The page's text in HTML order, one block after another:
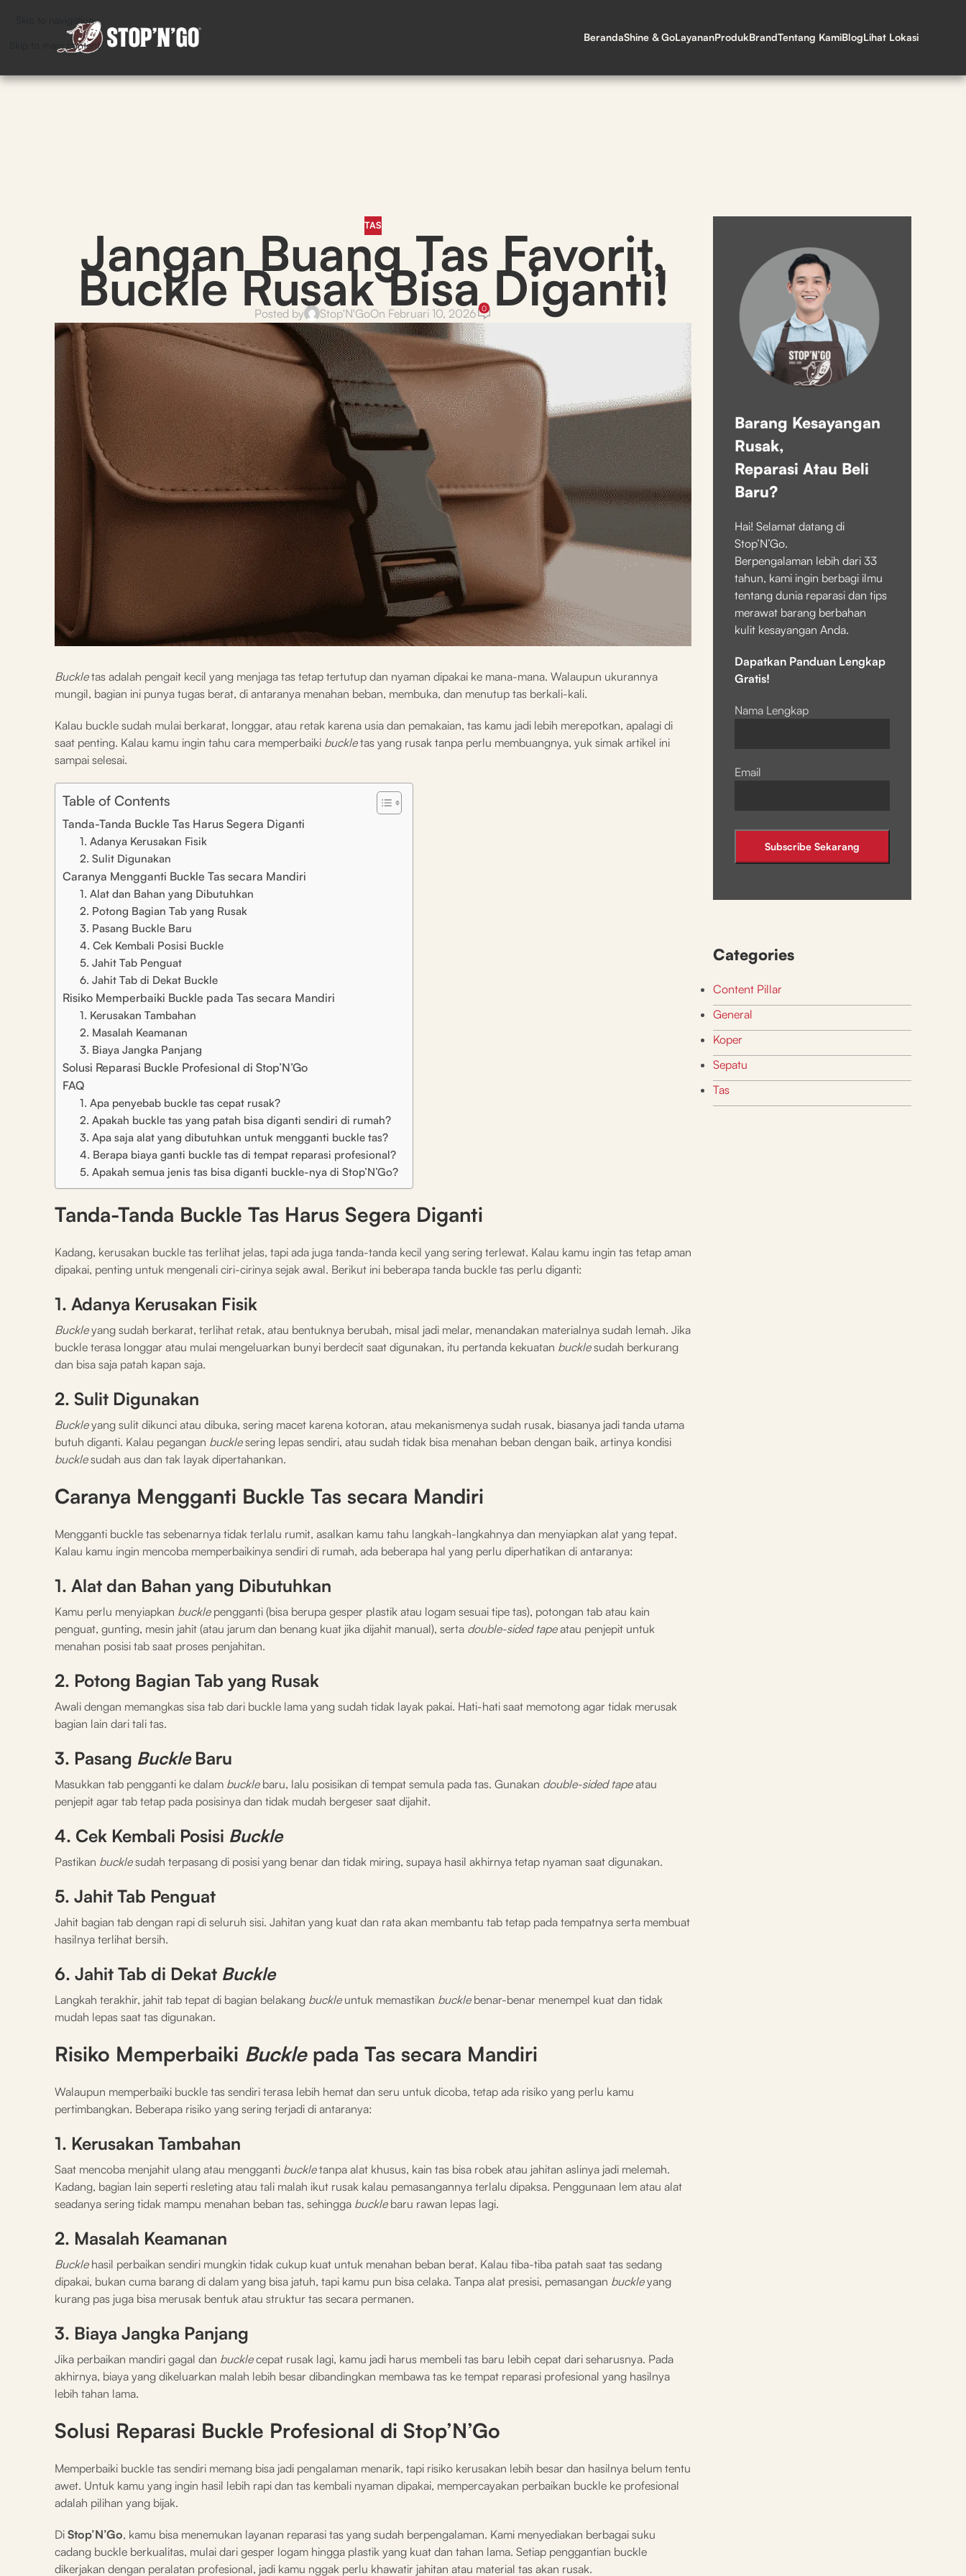
Skip to navigation
Skip to main content
BerandaShine & GoLayananProdukBrandTentang KamiBlogLihat Lokasi
TAS
Jangan Buang Tas Favorit,
Buckle Rusak Bisa Diganti!
Posted by Stop'N'GoOn Februari 10, 2026 0
Buckletas adalah pengait kecil yang menjaga tas tetap tertutup dan nyaman dipakai ke mana-mana. Walaupun ukurannya
mungil, bagian ini punya tugas berat, di antaranya menahan beban, membuka, dan menutup tas berkali-kali.
Kalau buckle sudah mulai berkarat, longgar, atau retak karena usia dan pemakaian, tas kamu jadi lebih merepotkan, apalagi di
saat penting. Kalau kamu ingin tahu cara memperbaiki buckletas yang rusak tanpa perlu membuangnya, yuk simak artikel ini
sampai selesai.
Table of Contents
Tanda-Tanda Buckle Tas Harus Segera Diganti
1. Adanya Kerusakan Fisik
2. Sulit Digunakan
Caranya Mengganti Buckle Tas secara Mandiri
1. Alat dan Bahan yang Dibutuhkan
2. Potong Bagian Tab yang Rusak
3. Pasang Buckle Baru
4. Cek Kembali Posisi Buckle
5. Jahit Tab Penguat
6. Jahit Tab di Dekat Buckle
Risiko Memperbaiki Buckle pada Tas secara Mandiri
1. Kerusakan Tambahan
2. Masalah Keamanan
3. Biaya Jangka Panjang
Solusi Reparasi Buckle Profesional di Stop’N’Go
FAQ
1. Apa penyebab buckle tas cepat rusak?
2. Apakah buckle tas yang patah bisa diganti sendiri di rumah?
3. Apa saja alat yang dibutuhkan untuk mengganti buckle tas?
4. Berapa biaya ganti buckle tas di tempat reparasi profesional?
5. Apakah semua jenis tas bisa diganti buckle-nya di Stop’N’Go?
Tanda-Tanda Buckle Tas Harus Segera Diganti
Kadang, kerusakan buckle tas terlihat jelas, tapi ada juga tanda-tanda kecil yang sering terlewat. Kalau kamu ingin tas tetap aman
dipakai, penting untuk mengenali ciri-cirinya sejak awal. Berikut ini beberapa tanda buckle tas perlu diganti:
1. Adanya Kerusakan Fisik
Buckleyang sudah berkarat, terlihat retak, atau bentuknya berubah, misal jadi melar, menandakan materialnya sudah lemah. Jika
buckle terasa longgar atau mulai mengeluarkan bunyi berdecit saat digunakan, itu pertanda kekuatan bucklesudah berkurang
dan bisa saja patah kapan saja.
2. Sulit Digunakan
Buckleyang sulit dikunci atau dibuka, sering macet karena kotoran, atau mekanismenya sudah rusak, biasanya jadi tanda utama
butuh diganti. Kalau pegangan bucklesering lepas sendiri, atau sudah tidak bisa menahan beban dengan baik, artinya kondisi
bucklesudah aus dan tak layak dipertahankan.
Caranya Mengganti Buckle Tas secara Mandiri
Mengganti buckle tas sebenarnya tidak terlalu rumit, asalkan kamu tahu langkah-langkahnya dan menyiapkan alat yang tepat.
Kalau kamu ingin mencoba memperbaikinya sendiri di rumah, ada beberapa hal yang perlu diperhatikan di antaranya:
1. Alat dan Bahan yang Dibutuhkan
Kamu perlu menyiapkan buckle pengganti (bisa berupa gesper plastik atau logam sesuai tipe tas), potongan tab atau kain
penguat, gunting, mesin jahit (atau jarum dan benang kuat jika dijahit manual), serta double-sided tapeatau penjepit untuk
menahan posisi tab saat proses penjahitan.
2. Potong Bagian Tab yang Rusak
Awali dengan memangkas sisa tab dari buckle lama yang sudah tidak layak pakai. Hati-hati saat memotong agar tidak merusak
bagian lain dari tali tas.
3. Pasang Buckle Baru
Masukkan tab pengganti ke dalam buckle baru, lalu posisikan di tempat semula pada tas. Gunakan double-sided tapeatau
penjepit agar tab tetap pada posisinya dan tidak mudah bergeser saat dijahit.
4. Cek Kembali Posisi Buckle
Pastikan bucklesudah terpasang di posisi yang benar dan tidak miring, supaya hasil akhirnya tetap nyaman saat digunakan.
5. Jahit Tab Penguat
Jahit bagian tab dengan rapi di seluruh sisi. Jahitan yang kuat dan rata akan membantu tab tetap pada tempatnya serta membuat
hasilnya terlihat bersih.
6. Jahit Tab di Dekat Buckle
Langkah terakhir, jahit tab tepat di bagian belakang buckle untuk memastikan buckle benar-benar menempel kuat dan tidak
mudah lepas saat tas digunakan.
Risiko Memperbaiki Buckle pada Tas secara Mandiri
Walaupun memperbaiki buckle tas sendiri terasa lebih hemat dan seru untuk dicoba, tetap ada risiko yang perlu kamu
pertimbangkan. Beberapa risiko yang sering terjadi di antaranya:
1. Kerusakan Tambahan
Saat mencoba menjahit ulang atau mengganti buckletanpa alat khusus, kain tas bisa robek atau jahitan aslinya jadi melemah.
Kadang, bagian lain seperti resleting atau tali malah ikut rusak kalau pemasangannya terlalu dipaksa. Penggunaan lem atau alat
seadanya sering tidak mampu menahan beban tas, sehingga buckle baru rawan lepas lagi.
2. Masalah Keamanan
Buckle hasil perbaikan sendiri mungkin tidak cukup kuat untuk menahan beban berat. Kalau tiba-tiba patah saat tas sedang
dipakai, bukan cuma barang di dalam yang bisa jatuh, tapi kamu pun bisa celaka. Tanpa alat presisi, pemasangan buckleyang
kurang pas juga bisa merusak bentuk atau struktur tas secara permanen.
3. Biaya Jangka Panjang
Jika perbaikan mandiri gagal dan bucklecepat rusak lagi, kamu jadi harus membeli tas baru lebih cepat dari seharusnya. Pada
akhirnya, biaya yang dikeluarkan malah lebih besar dibandingkan membawa tas ke tempat reparasi profesional yang hasilnya
lebih tahan lama.
Solusi Reparasi Buckle Profesional di Stop’N’Go
Memperbaiki buckle tas sendiri memang bisa jadi pengalaman menarik, tapi risiko kerusakan lebih besar dan hasilnya belum tentu
awet. Untuk kamu yang ingin hasil lebih rapi dan tas kembali nyaman dipakai, mempercayakan perbaikan buckle ke profesional
adalah pilihan yang bijak.
Di Stop’N’Go, kamu bisa menemukan layanan reparasi tas yang sudah berpengalaman. Kami menyediakan berbagai suku
cadang buckle berkualitas, mulai dari gesper logam hingga plastik yang kuat dan tahan lama. Setiap penggantian buckle
dikerjakan dengan peralatan profesional, jadi kamu nggak perlu khawatir jahitan atau material tas akan rusak.
Barang Kesayangan
Rusak,
Reparasi Atau Beli
Baru?
Hai! Selamat datang di
Stop’N’Go.
Berpengalaman lebih dari 33
tahun, kami ingin berbagi ilmu
tentang dunia reparasi dan tips
merawat barang berbahan
kulit kesayangan Anda.
Dapatkan Panduan Lengkap
Gratis!
Nama Lengkap
Email
Categories
Content Pillar
General
Koper
Sepatu
Tas